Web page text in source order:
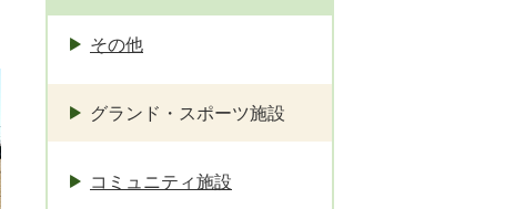
その他
グランド・スポーツ施設
コミュニティ施設